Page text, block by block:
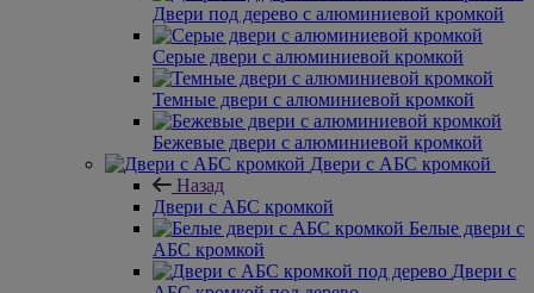
Двери под дерево с алюминиевой кромкой
Серые двери с алюминиевой кромкой
Темные двери с алюминиевой кромкой
Бежевые двери с алюминиевой кромкой
Двери с АБС кромкой
Назад
Двери с АБС кромкой
Белые двери с
АБС кромкой
Двери с